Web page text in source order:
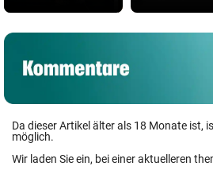
Da dieser Artikel älter als 18 Monate ist,
möglich.
Wir laden Sie ein, bei einer aktuelleren